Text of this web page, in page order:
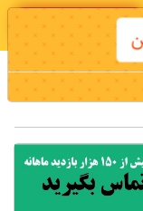
دانلود اپلیکیشن